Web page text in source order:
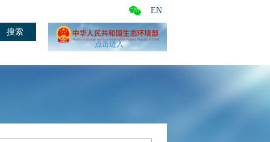
EN
点击进入